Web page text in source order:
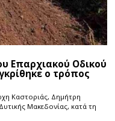
Επαρχιακού Οδικού
ο τρόπος
Καστοριάς, Δημήτρη
Μακεδονίας, κατά τη